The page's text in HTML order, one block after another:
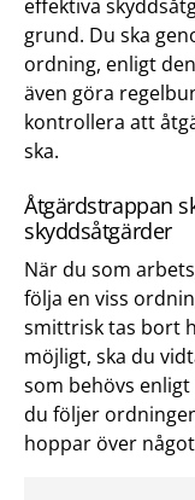
effektiva
grund. Du ska
ordning, enligt
även göra
kontrollera att
ska.
Åtgärdstrappan
skyddsåtgärder
När du som
följa en viss
smittrisk tas bort
möjligt, ska du
som behövs
du följer
hoppar över